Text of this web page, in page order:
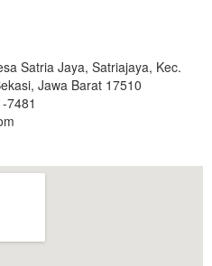
Satria Jaya, Satriajaya, Kec.
Jawa Barat 17510
7481